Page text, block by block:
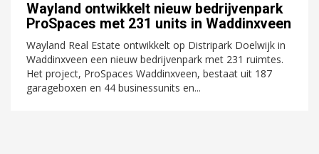
Wayland ontwikkelt nieuw bedrijvenpark
ProSpaces met 231 units in Waddinxveen
Wayland Real Estate ontwikkelt op Distripark Doelwijk in
Waddinxveen een nieuw bedrijvenpark met 231 ruimtes.
Het project, ProSpaces Waddinxveen, bestaat uit 187
garageboxen en 44 businessunits en...